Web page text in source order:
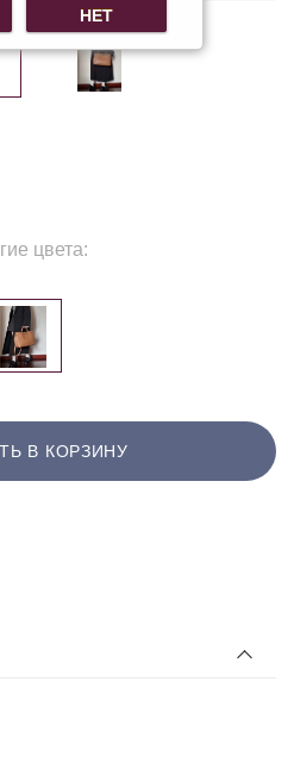
цвета:
В КОРЗИНУ
НЕТ